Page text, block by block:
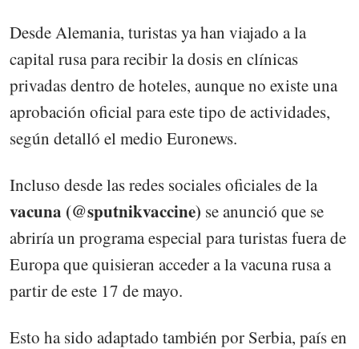
Desde Alemania, turistas ya han viajado a la
capital rusa para recibir la dosis en clínicas
privadas dentro de hoteles, aunque no existe una
aprobación oficial para este tipo de actividades,
según detalló el medio Euronews.
Incluso desde las redes sociales oficiales de la
vacuna (@sputnikvaccine) se anunció que se
abriría un programa especial para turistas fuera de
Europa que quisieran acceder a la vacuna rusa a
partir de este 17 de mayo.
Esto ha sido adaptado también por Serbia, país en